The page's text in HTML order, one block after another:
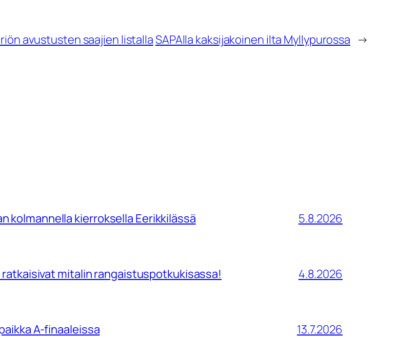
avustusten saajien listallaSAPAlla kaksijakoinen ilta Myllypurossa →
kolmannella kierroksella Eerikkilässä 5.8.2026
ratkaisivat mitalin rangaistuspotkukisassa! 4.8.2026
A-finaaleissa 13.7.2026